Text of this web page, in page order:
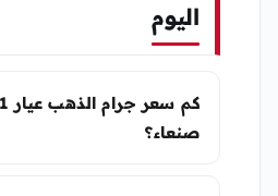
اليوم
صنعاء؟